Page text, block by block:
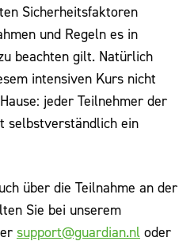
Sicherheitsfaktoren
und Regeln es in
beachten gilt. Natürlich
intensiven Kurs nicht
jeder Teilnehmer der
selbstverständlich ein
über die Teilnahme an der
Sie bei unserem
support@guardian.nl oder